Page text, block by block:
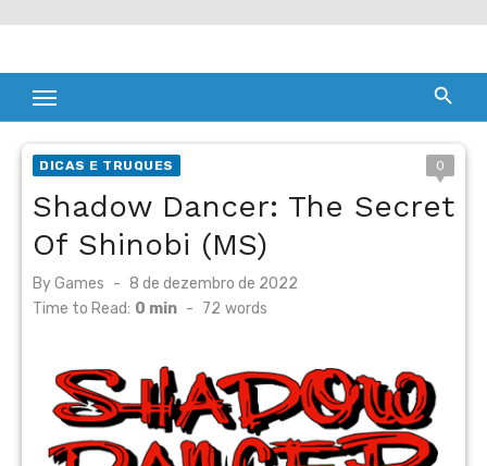
DICAS E TRUQUES 0
Shadow Dancer: The Secret
Of Shinobi (MS)
ByGames
Posted
on
8 de dezembro de 2022
Time to Read: 0 min - 72 words